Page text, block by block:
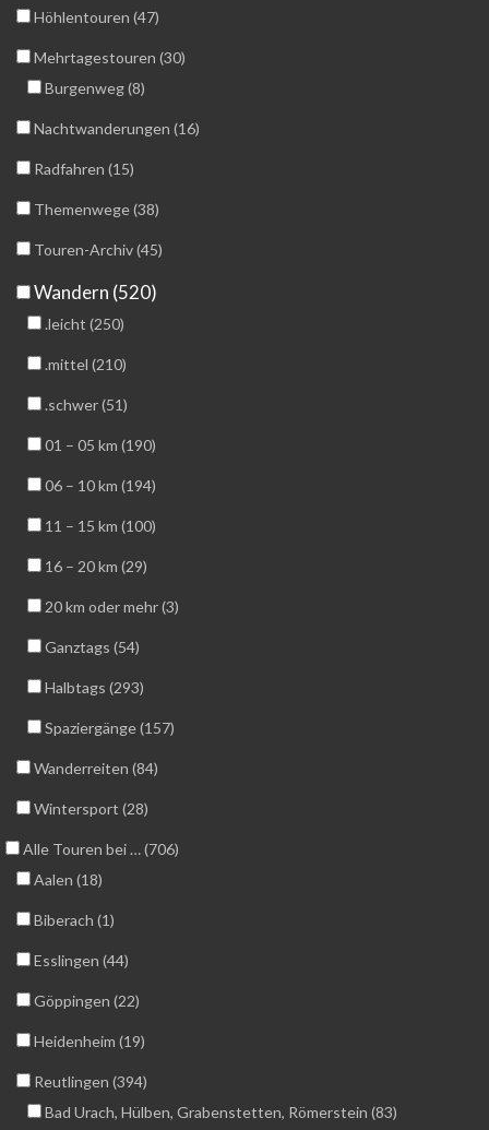
Höhlentouren (47)
Mehrtagestouren (30)
Burgenweg (8)
Nachtwanderungen (16)
Radfahren (15)
Themenwege (38)
Touren-Archiv (45)
Wandern (520)
.leicht (250)
.mittel (210)
.schwer (51)
01 – 05 km (190)
06 – 10 km (194)
11 – 15 km (100)
16 – 20 km (29)
20 km oder mehr (3)
Ganztags (54)
Halbtags (293)
Spaziergänge (157)
Wanderreiten (84)
Wintersport (28)
Alle Touren bei … (706)
Aalen (18)
Biberach (1)
Esslingen (44)
Göppingen (22)
Heidenheim (19)
Reutlingen (394)
Bad Urach, Hülben, Grabenstetten, Römerstein (83)